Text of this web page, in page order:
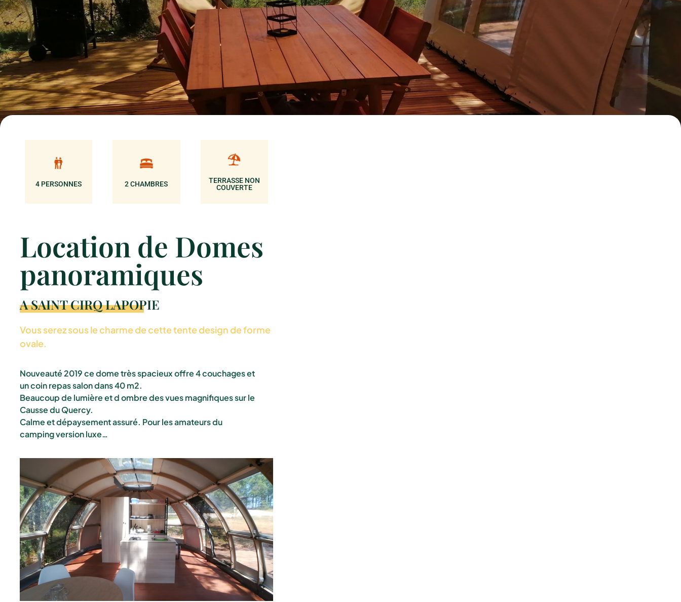
4 PERSONNES 2 CHAMBRES
TERRASSE NON
COUVERTE
Location de Domes
panoramiques
A SAINT CIRQ LAPOPIE
Vous serez sous le charme de cette tente design de forme
ovale.
Nouveauté 2019 ce dome très spacieux offre 4 couchages et
un coin repas salon dans 40 m2.
Beaucoup de lumière et d ombre des vues magnifiques sur le
Causse du Quercy.
Calme et dépaysement assuré. Pour les amateurs du
camping version luxe…